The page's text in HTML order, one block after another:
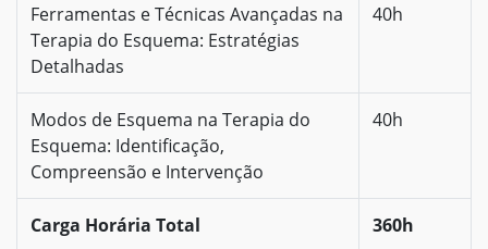
Ferramentas e Técnicas Avançadas na
Terapia do Esquema: Estratégias
Detalhadas
40h
Modos de Esquema na Terapia do
Esquema: Identificação,
Compreensão e Intervenção
40h
Carga Horária Total 360h